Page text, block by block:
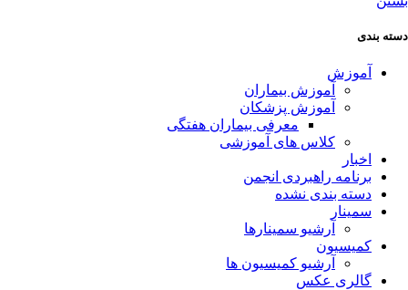
دسته بندی
آموزش
آموزش بیماران
آموزش پزشکان
معرفی بیماران هفتگی
کلاس های آموزشی
اخبار
برنامه راهبردی انجمن
دسته بندی نشده
سمینار
آرشیو سمینارها
کمیسیون
آرشیو کمیسیون ها
گالری عکس